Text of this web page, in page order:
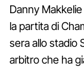
Danny
la partita di
sera allo stadio
arbitro che ha